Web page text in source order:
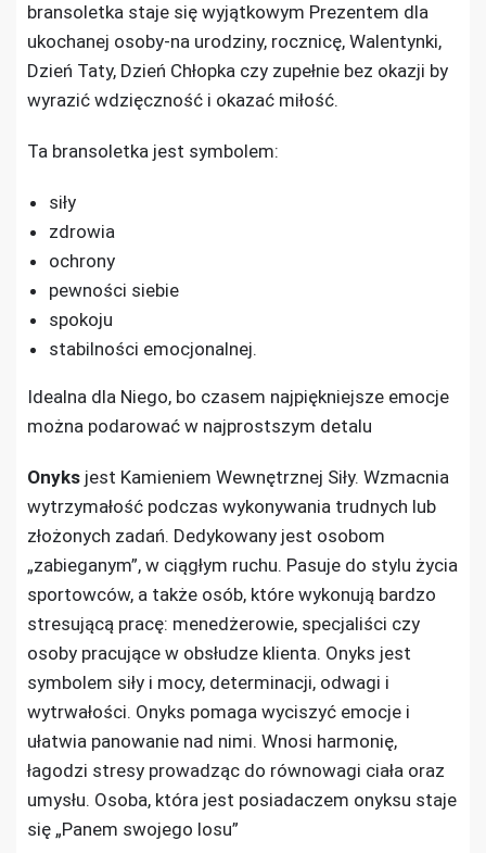
bransoletka staje się wyjątkowym Prezentem dla
ukochanej osoby-na urodziny, rocznicę, Walentynki,
Dzień Taty, Dzień Chłopka czy zupełnie bez okazji by
wyrazić wdzięczność i okazać miłość.
Ta bransoletka jest symbolem:
siły
zdrowia
ochrony
pewności siebie
spokoju
stabilności emocjonalnej.
Idealna dla Niego, bo czasem najpiękniejsze emocje
można podarować w najprostszym detalu
Onyks jest Kamieniem Wewnętrznej Siły. Wzmacnia
wytrzymałość podczas wykonywania trudnych lub
złożonych zadań. Dedykowany jest osobom
„zabieganym”, w ciągłym ruchu. Pasuje do stylu życia
sportowców, a także osób, które wykonują bardzo
stresującą pracę: menedżerowie, specjaliści czy
osoby pracujące w obsłudze klienta. Onyks jest
symbolem siły i mocy, determinacji, odwagi i
wytrwałości. Onyks pomaga wyciszyć emocje i
ułatwia panowanie nad nimi. Wnosi harmonię,
łagodzi stresy prowadząc do równowagi ciała oraz
umysłu. Osoba, która jest posiadaczem onyksu staje
się „Panem swojego losu”